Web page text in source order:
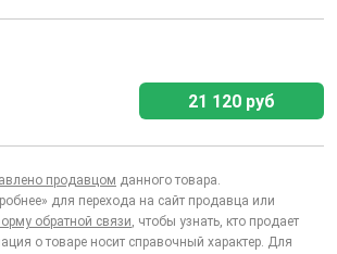
21 120 руб
продавцом данного товара.
для перехода на сайт продавца или
обратной связи, чтобы узнать, кто продает
о товаре носит справочный характер. Для